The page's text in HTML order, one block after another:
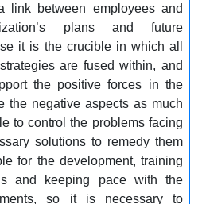
الإدارية بالإبداع الإداري.
العمل الإبداعي في أي
الجيدة لهذا الإبداع، التي
الإمكانات الإبداعية ، وذلك لا
وجود القيادة الإدارية الناجحة
التنظيمي الملائم الذي
القرارات والحلول الإبداعية
between employees and
plans and future
it is the crucible in which all
are fused within, and
the positive forces in the
the negative aspects as much
to control the problems facing
solutions to remedy them
for the development, training
and keeping pace with the
so it is necessary to